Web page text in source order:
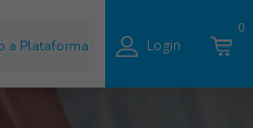
0
Login
a Plataforma